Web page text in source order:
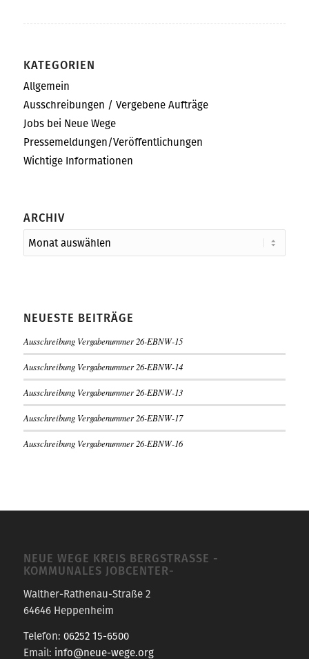
KATEGORIEN
Allgemein
Ausschreibungen / Vergebene Aufträge
Jobs bei Neue Wege
Pressemeldungen/Veröffentlichungen
Wichtige Informationen
ARCHIV
NEUESTE BEITRÄGE
Ausschreibung Vergabenummer 26-EBNW-15
Ausschreibung Vergabenummer 26-EBNW-14
Ausschreibung Vergabenummer 26-EBNW-13
Ausschreibung Vergabenummer 26-EBNW-17
Ausschreibung Vergabenummer 26-EBNW-16
NEUE WEGE KREIS BERGSTRASSE -K
OMMUNALES JOBCENTER-
Walther-Rathenau-Straße 2
64646 Heppenheim
Telefon: 06252 15-6500
Email: info@neue-wege.org